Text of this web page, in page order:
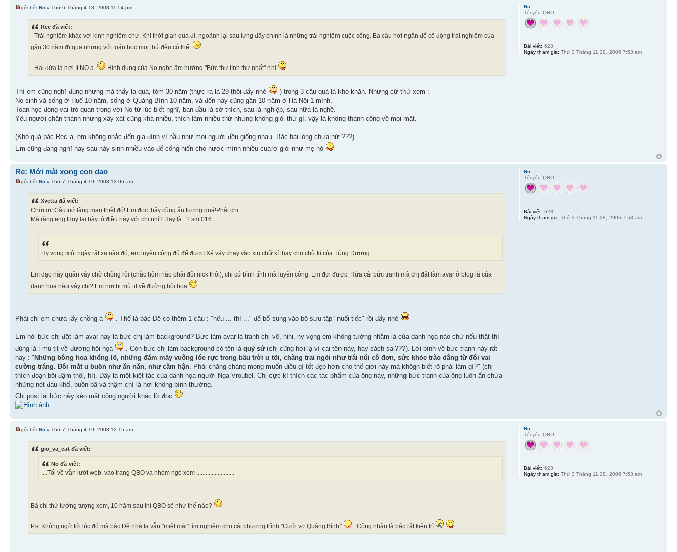
gửi bởi No » Thứ 6 Tháng 4 18, 2008 11:54 pm
Rec đã viết:
- Trải nghiệm khác với kinh nghiệm chứ. Khi thời gian qua đi, ngoãnh lại sau lưng đấy chính là những trải nghiệm cuộc sống. Ba câu hơi ngắn để cô động trải nghiệm của
gần 30 năm đi qua nhưng với toán học mọi thứ đều có thể.
- Hai đứa là hơi ít NO ạ. Hình dung của No nghe âm hưởng "Bức thư tình thứ nhất" nhỉ
Thì em cũng nghĩ đúng nhưng mà thấy lạ quá, tóm 30 năm (thực ra là 29 thôi đấy nhé
) trong 3 câu quả là khó khăn. Nhưng cứ thử xem :
No sinh và sống ở Huế 10 năm, sống ở Quảng Bình 10 năm, và đến nay cũng gần 10 năm ở Hà Nội 1 mình.
Toán học đóng vai trò quan trọng với No từ lúc biết nghĩ, ban đầu là sở thích, sau là nghiệp, sau nữa là nghề.
Yêu người chân thành nhưng xây xát cũng khá nhiều, thích làm nhiều thứ nhưng không giỏi thứ gì, vậy là không thành công về mọi mặt.
(Khó quá bác Rec ạ, em không nhắc đến gia đình vì hầu như mọi người đều giống nhau. Bác hài lòng chưa hử ???)
Em cũng đang nghĩ hay sau này sinh nhiều vào để cống hiến cho nước mình nhiều cuarơ giỏi như mẹ nó
No
Tôi yêu QBO
Bài viết: 623
Ngày tham gia: Thứ 3 Tháng 11 28, 2006 7:53 am
Re: Mới mài xong con dao
gửi bởi No » Thứ 7 Tháng 4 19, 2008 12:06 am
Xvetta đã viết:
Chời ơi! Câu nớ lãng mạn thiệt đó! Em đọc thấy cũng ấn tượng quá!Phải chi....
Mà răng eng Huy lại bày tỏ điều này với chị nhỉ? Hay là...?:smt016
Hy vọng một ngày rất xa nào đó, em luyện công đủ để được Xé váy chạy vào xin chữ kí thay cho chữ kí của Tùng Dương
Em dạo này quấn váy chờ chồng rồi (chắc hôm nào phải đổi nick thôi), chị cứ bình tĩnh mà luyện công. Em đợi được. Rứa cái bức tranh mà chị đặt làm avar ở blog là của
danh họa nào vậy chị? Em hơi bị mù tịt về đường hội họa
Phải chi em chưa lấy chồng à . Thế là bác Dê có thêm 1 câu : "nếu ... thì ..." để bổ sung vào bộ sưu tập "nuối tiếc" rồi đấy nhé
Em hỏi bức chị đặt làm avar hay là bức chị làm background? Bức làm avar là tranh chị vẽ, hihi, hy vọng em không tưởng nhầm là của danh họa nào chứ nếu thật thì
đúng là : mù tịt về đường hội họa
. Còn bức chị làm background có tên là quỷ sứ (chị cũng hơi lạ vì cái tên này, hay sách sai???). Lời bình về bức tranh này rất
hay : " Những bông hoa khổng lồ, những đám mấy vuông lóe rực trong bầu trời u tối, chàng trai ngồi như trái núi cô đơn, sức khỏe trào dâng từ đôi vai
cường tráng. Đôi mắt u buồn như ăn năn, như căm hận. Phải chăng chàng mong muốn điều gì tốt đẹp hơn cho thế giới này mà khôgn biết rõ phải làm gì?" (chị
thích đoạn bôi đậm thôi, hì). Đây là một kiệt tác của danh họa người Nga Vroubel. Chị cực kì thích các tác phẩm của ông này, những bức tranh của ông luôn ẩn chứa
những nét đau khổ, buồn bã và thậm chí là hơi không bình thường.
Chị post lại bức này kẻo mất công người khác lỡ đọc
No
Tôi yêu QBO
Bài viết: 623
Ngày tham gia: Thứ 3 Tháng 11 28, 2006 7:53 am
gửi bởi No » Thứ 7 Tháng 4 19, 2008 12:15 am
gio_va_cat đã viết:
No đã viết:
....Tối về vẫn lướt web, vào trang QBO và nhòm ngó xem .........................
Bà chị thử tưởng tượng xem, 10 năm sau thì QBO sẽ như thế nào?
P.s: Không ngờ tới lúc đó mà bác Dê nhà ta vẫn "miệt mài" tìm nghiệm cho cái phương trình "Cưới vợ Quảng Bình" . Công nhận là bác rất kiên trì
No
Tôi yêu QBO
Bài viết: 623
Ngày tham gia: Thứ 3 Tháng 11 28, 2006 7:53 am